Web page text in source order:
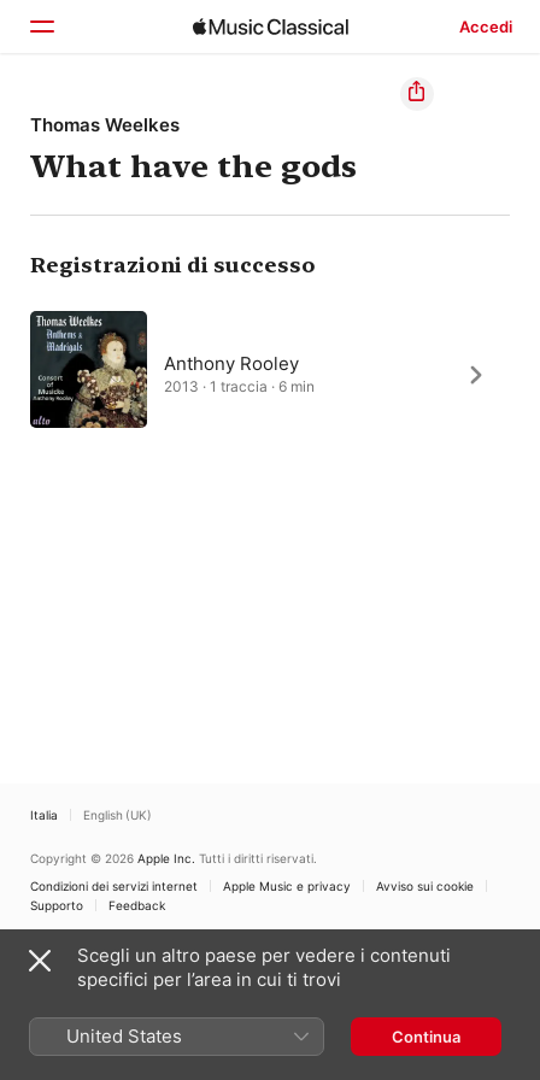
Accedi
Home
Scopri
Cerca
Thomas Weelkes
What have the gods
Registrazioni di successo
Anthony Rooley
2013 · 1 traccia · 6 min
Italia English (UK)
Copyright © 2026 Apple Inc. Tutti i diritti riservati.
Condizioni dei servizi internet
Apple Music e privacy
Avviso sui cookie
Supporto
Feedback
Scegli un altro paese per vedere i contenuti
specifici per l’area in cui ti trovi
United States Continua